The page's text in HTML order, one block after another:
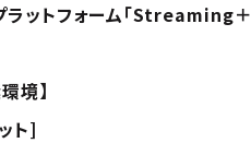
ットフォーム「Streaming＋
境】
ト]